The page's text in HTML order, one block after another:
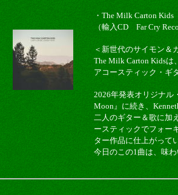
・The Milk Carton Kids
（輸入CD Far Cry
＜新世代のサイモン＆
The Milk Carton Kidsは
アコースティック・ギ
2026年発表オリジナル
Moon』に続き、
二人のギター＆歌に加
ースティックでフォー
ター作品に仕上がって
今日のこの1曲は、味